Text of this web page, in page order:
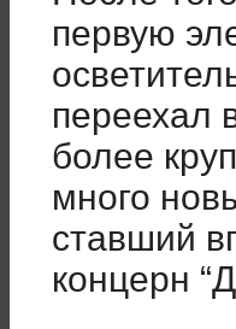
первую
переехал
более
много
ставший
концерн